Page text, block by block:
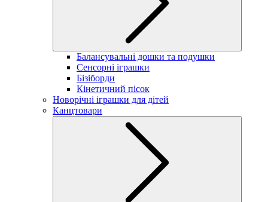
Балансувальні дошки та подушки
Сенсорні іграшки
Бізіборди
Кінетичний пісок
Новорічні іграшки для дітей
Канцтовари